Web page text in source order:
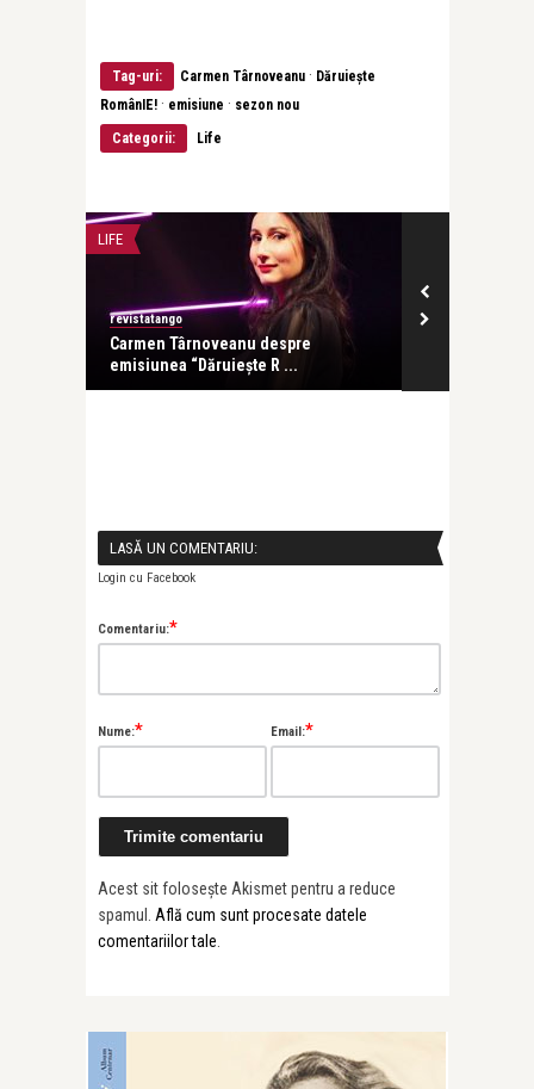
Tag-uri: Carmen Târnoveanu · Dăruieşte
RomânIE! · emisiune · sezon nou
Categorii:
Life
LIFE
revistatango
Carmen Târnoveanu despre
emisiunea “Dăruiește R ...
LASĂ UN COMENTARIU:
Login cu Facebook
Comentariu:*
Nume:* Email:*
Acest sit folosește Akismet pentru a reduce
spamul. Află cum sunt procesate datele
comentariilor tale.